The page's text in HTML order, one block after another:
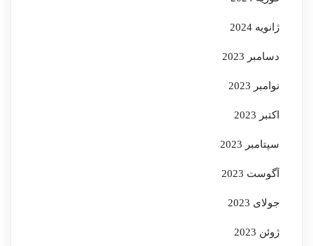
ژانویه 2024
دسامبر 2023
نوامبر 2023
اکتبر 2023
سپتامبر 2023
آگوست 2023
جولای 2023
ژوئن 2023